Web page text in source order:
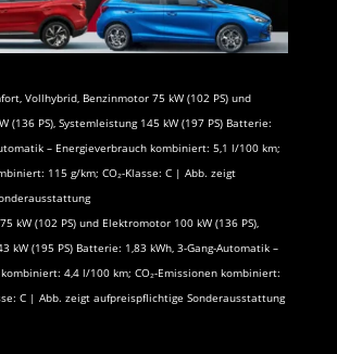
Vollhybrid, Benzinmotor 75 kW (102 PS) und
(136 PS), Systemleistung 145 kW (197 PS) Batterie:
– Energieverbrauch kombiniert: 5,1 l/100 km;
115 g/km; CO₂-Klasse: C | Abb. zeigt
kW (102 PS) und Elektromotor 100 kW (136 PS),
kW (195 PS) Batterie: 1,83 kWh, 3-Gang-Automatik –
4,4 l/100 km; CO₂-Emissionen kombiniert:
C | Abb. zeigt aufpreispflichtige Sonderausstattung